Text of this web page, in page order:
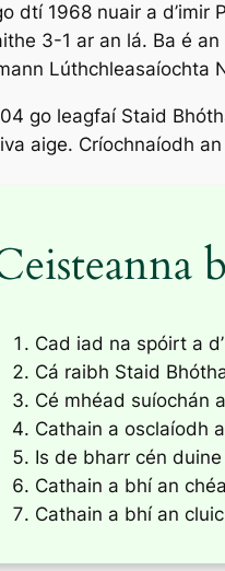
dtí 1968 nuair a
3-1 ar an lá. Ba é
Lúthchleasaíochta
go leagfaí Staid
aige. Críochnaíodh
Cad iad na spóirt a
Cá raibh Staid
Cé mhéad suíochán
Cathain a osclaíodh
Is de bharr cén
Cathain a bhí an
Cathain a bhí an